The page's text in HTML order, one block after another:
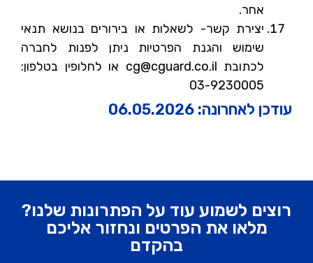
אחר.
יצירת קשר- לשאלות או בירורים בנושא תנאי
שימוש והגנת הפרטיות ניתן לפנות לחברה
לכתובת cg@cguard.co.il או לחלופין בטלפון:
03-9230005
עודכן לאחרונה: 06.05.2026
רוצים לשמוע עוד על הפתרונות שלנו?
מלאו את הפרטים ונחזור אליכם
בהקדם